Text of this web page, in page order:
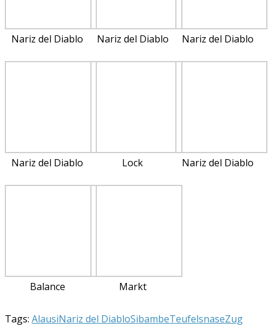
Nariz del Diablo Nariz del Diablo Nariz del Diablo
Nariz del Diablo Lock Nariz del Diablo
Balance Markt
Tags: AlausiNariz del DiabloSibambeTeufelsnaseZug